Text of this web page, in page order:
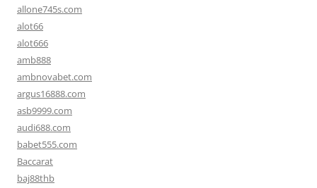
allone745s.com
alot66
alot666
amb888
ambnovabet.com
argus16888.com
asb9999.com
audi688.com
babet555.com
Baccarat
baj88thb